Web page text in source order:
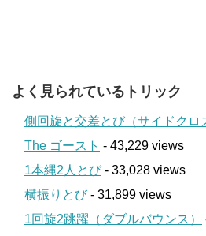
よく見られているトリック
側回旋と交差とび（サイドクロ
The ゴースト - 43,229 views
1本縄2人とび- 33,028 views
横振りとび- 31,899 views
1回旋2跳躍（ダブルバウンス）